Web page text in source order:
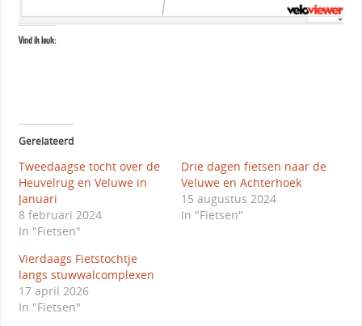
Vind ik leuk:
Gerelateerd
Tweedaagse tocht over de
Heuvelrug en Veluwe in
Januari
8 februari 2024
In "Fietsen"
Drie dagen fietsen naar de
Veluwe en Achterhoek
15 augustus 2024
In "Fietsen"
Vierdaags Fietstochtje
langs stuwwalcomplexen
17 april 2026
In "Fietsen"